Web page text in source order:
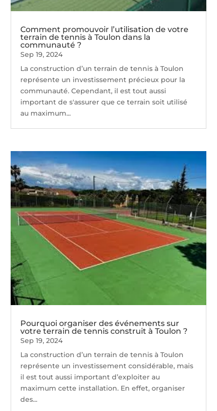
Comment promouvoir l’utilisation de votre
terrain de tennis à Toulon dans la
communauté ?
Sep 19, 2024
La construction d’un terrain de tennis à Toulon
représente un investissement précieux pour la
communauté. Cependant, il est tout aussi
important de s'assurer que ce terrain soit utilisé
au maximum...
Pourquoi organiser des événements sur
votre terrain de tennis construit à Toulon ?
Sep 19, 2024
La construction d’un terrain de tennis à Toulon
représente un investissement considérable, mais
il est tout aussi important d’exploiter au
maximum cette installation. En effet, organiser
des...